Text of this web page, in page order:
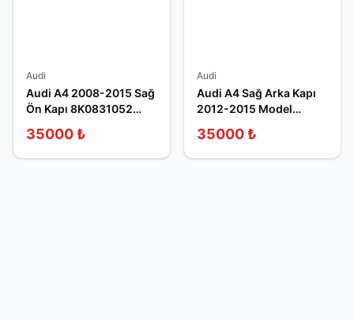
Audi
Audi A4 2008-2015 Sağ
Ön Kapı 8K0831052
35000 ₺
Audi
Audi A4 Sağ Arka Kapı
2012-2015 Model
35000 ₺